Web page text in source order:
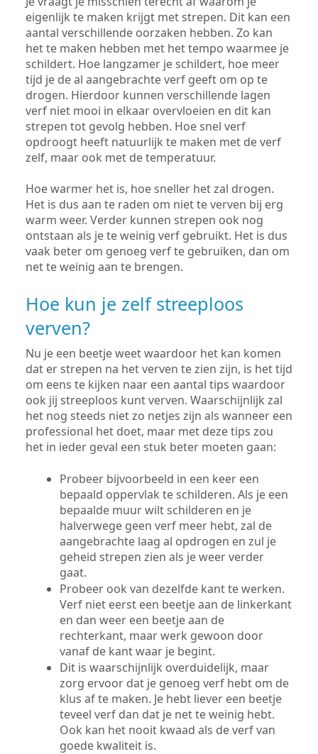
eigenlijk te maken krijgt met strepen. Dit kan een
aantal verschillende oorzaken hebben. Zo kan
het te maken hebben met het tempo waarmee je
schildert. Hoe langzamer je schildert, hoe meer
tijd je de al aangebrachte verf geeft om op te
drogen. Hierdoor kunnen verschillende lagen
verf niet mooi in elkaar overvloeien en dit kan
strepen tot gevolg hebben. Hoe snel verf
opdroogt heeft natuurlijk te maken met de verf
zelf, maar ook met de temperatuur.
Hoe warmer het is, hoe sneller het zal drogen.
Het is dus aan te raden om niet te verven bij erg
warm weer. Verder kunnen strepen ook nog
ontstaan als je te weinig verf gebruikt. Het is dus
vaak beter om genoeg verf te gebruiken, dan om
net te weinig aan te brengen.
Hoe kun je zelf streeploos
verven?
Nu je een beetje weet waardoor het kan komen
dat er strepen na het verven te zien zijn, is het tijd
om eens te kijken naar een aantal tips waardoor
ook jij streeploos kunt verven. Waarschijnlijk zal
het nog steeds niet zo netjes zijn als wanneer een
professional het doet, maar met deze tips zou
het in ieder geval een stuk beter moeten gaan:
Probeer bijvoorbeeld in een keer een
bepaald oppervlak te schilderen. Als je een
bepaalde muur wilt schilderen en je
halverwege geen verf meer hebt, zal de
aangebrachte laag al opdrogen en zul je
geheid strepen zien als je weer verder
gaat.
Probeer ook van dezelfde kant te werken.
Verf niet eerst een beetje aan de linkerkant
en dan weer een beetje aan de
rechterkant, maar werk gewoon door
vanaf de kant waar je begint.
Dit is waarschijnlijk overduidelijk, maar
zorg ervoor dat je genoeg verf hebt om de
klus af te maken. Je hebt liever een beetje
teveel verf dan dat je net te weinig hebt.
Ook kan het nooit kwaad als de verf van
goede kwaliteit is.